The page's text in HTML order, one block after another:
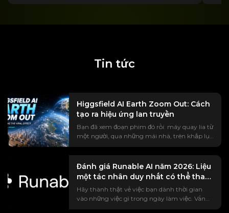
Tin tức
Higgsfield AI Earth Zoom Out: Cách
tạo ra hiệu ứng lan truyền
Bạn đã xem đoạn phim đó rồi: máy quay lia từ
một người, qua những mái nhà, trên khắp lục
địa, cho đến tận Trái đất đang lơ lửng trong
không gian. Trào lưu #EarthZoomOut đã thu
hút hơn một tỷ lượt xem, và phần lớn trong
số đó được tạo ra bằng Trí tuệ nhân tạo
Higgsfield. Nhưng nếu bạn thực sự đã thử, có lẽ
bạn sẽ gặp phải những phần mà mọi hướng
dẫn đều bỏ qua — một rào cản trả phí xuất
hiện giữa chừng khi chỉnh sửa, một lời nhắc
Đánh giá Runable AI năm 2026: Liệu
một tác nhân duy nhất có thể thay
thế toàn bộ bộ công cụ của bạn?
Hãy thành thật về việc bạn dành thời gian
vào những việc gì trong ngày làm việc. Vấn
đề hiếm khi nằm ở khâu suy nghĩ. Đó là sự